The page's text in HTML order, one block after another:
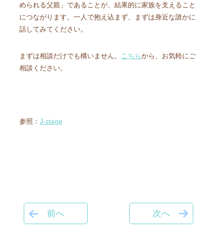
められる父親」であることが、結果的に家族を支えること
につながります。一人で抱え込まず、まずは身近な誰かに
話してみてください。
まずは相談だけでも構いません。 こちらから、お気軽にご
相談ください。
参照： J-stage
前へ 次へ